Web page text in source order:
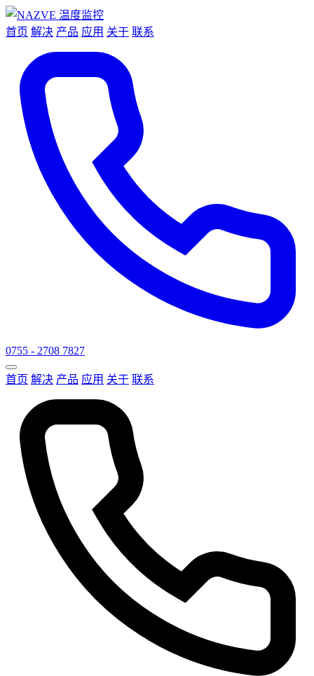
首页 解决 产品 应用 关于 联系
0755 - 2708 7827
首页 解决 产品 应用 关于 联系